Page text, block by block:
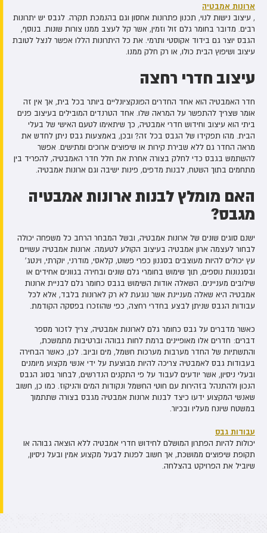
ארונות אמבטיה
, עיצוב נישות לנוי, תכנון פתרונות אחסון וגם בהנמכת תקרה. לגבס יש יתרונות
רבים. מדובר בחומר גלם זול וזמין, אשר קל לעצב ממנו צורות שונות. בנוסף,
הגבס יוצר גם בידוד אקוסטי ותרמי. את כל היתרונות הללו אפשר לנצל לטובת
עיצוב ושיפוץ הבית כולו, או רק חלק ממנו.
עיצוב חדרי רחצה
חדר האמבטיה הוא אחד החדרים הפונקציונליים ביותר בכל בית, אך אין זה
אומר שצריך להתפשר על המראה שלו. אחד הטרנדים המובילים בעיצוב פנים
ביתי הוא עיצוב וחידוש חדרי אמבטיה, כך שיתאימו לטעם האישי של בעלי
הבית. מהו תפקידו של הגבס בכל זה? ובכן, באמצעות גבס ניתן לחדש את
מראה החדר גם ללא שבירת קירות או שיפוצים ארוכים ומתישים. אפשר
להשתמש בגבס כדי לחלק בצורה אחרת את חלל חדר האמבטיה, להפריד בין
מתחמים בתוך השטח, לבנות מדפים, פינות ישיבה וגם ארונות אמבטיה.
האם מומלץ לבנות ארונות אמבטיה
מגבס?
ישנם סוגים שונים של ארונות אמבטיה, ובשל המבחר הרחב כל משפחה יכולה
לבחור לעצמה ארון אמבטיה בעיצוב הקולע לטעמה. ארונות אמבטיה עשויים
עץ יכולים להיות מעוצבים בסגנון כפרי פשוט, קלאסי, מודרני, יוקרתי, וינטג'
ובסגנונות נוספים, תוך שימוש בחומרי גלם שונים ובחירה בגוונים אחידים או
שילובים מעניינים. השאלה אודות השימוש בגבס כחומר גלם לבניית ארונות
אמבטיה היא שאלה מעניינת אשר נוגעת לא רק לארונות בלבד, אלא לכל
עבודות הגבס שניתן לבצע בחדרי רחצה, כפי שהוזכרו בפסקה הקודמת.
כאשר מדברים על גבס כחומר גלם לארונות אמבטיה, צריך לזכור מספר
דברים: חדרים אלו מאופיינים ברמת לחות גבוהה וברטיבות מתמשכת,
והתשתיות של החדר מערבות מערכות חשמל, מים וביוב. לכן, כאשר הבחירה
בעבודות גבס לאמבטיה צריכה להיות מבוצעת על ידי אנשי מקצוע מיומנים
ובעלי ניסיון, אשר יודעים לעבוד על פי התקנים הנדרשים, לבחור בסוג הגבס
הנכון ולהתנהל בזהירות עם חוטי החשמל ונקודות המים והניקוז. כמו כן, חשוב
שאנשי המקצוע ידעו כיצד לבנות ארונות אמבטיה מגבס בצורה שתתמוך
במשטח שיונח מעליו ובכיור.
עבודות גבס
יכולות להיות הפתרון המושלם לחידוש חדרי אמבטיה ללא הוצאה גבוהה או
תקופת שיפוצים ממושכת, אך חשוב לפנות לבעל מקצוע אמין ובעל ניסיון,
שיוביל את הפרויקט בהצלחה.